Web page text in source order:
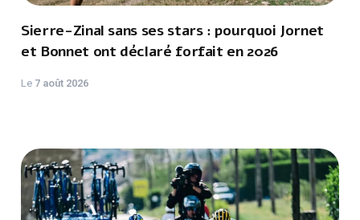
Sierre-Zinal sans ses stars : pourquoi Jornet
et Bonnet ont déclaré forfait en 2026
Le 7 août 2026